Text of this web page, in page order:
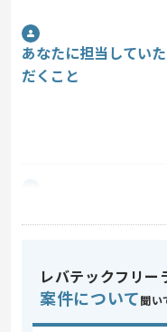
あなたに担当していた
だくこと
レバテックフリー
案件について 聞い